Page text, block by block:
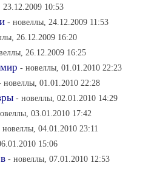
10:53
- новеллы, 24.12.2009 11:53
26.12.2009 16:20
26.12.2009 16:25
- новеллы, 01.01.2010 22:23
новеллы, 01.01.2010 22:28
- новеллы, 02.01.2010 14:29
03.01.2010 17:42
новеллы, 04.01.2010 23:11
15:06
- новеллы, 07.01.2010 12:53